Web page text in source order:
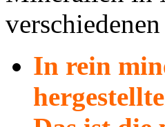
In rein